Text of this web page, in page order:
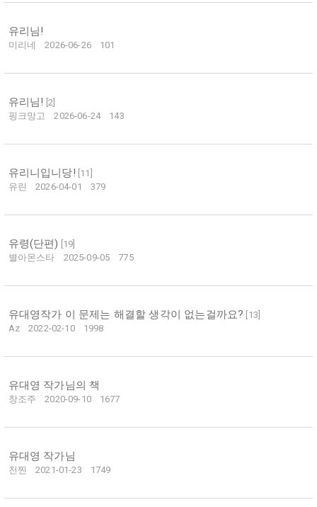
유리님!
미리네 2026-06-26 101
유리님! 2]
핑크망고
2026-06-24 143
유리니입니당! 11
유린
2026-04-01 379
유령(단편) 19
별아몬스타
2025-09-05 775
유대영작가 이 문제는 해결할 생각이 없는걸까요? 13
Az
2022-02-10 1998
유대영 작가님의 책
창조주 2020-09-10 1677
유대영 작가님
천찐 2021-01-23 1749